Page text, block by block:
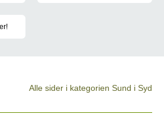
Alle sider i kategorien Sund i Syd